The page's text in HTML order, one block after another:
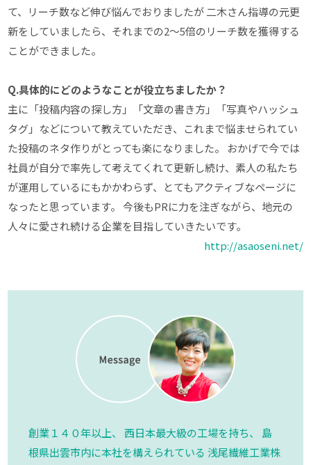
て、リーチ数など伸び悩んでおりましたが 二木さん指導の元更
新をしていましたら、それまでの2〜5倍のリーチ数を獲得する
ことができました。
Q.具体的にどのようなことが役立ちましたか？
主に「投稿内容の探し方」「文章の書き方」「写真やハッシュ
タグ」などについて教えていただき、これまで悩ませられてい
た投稿のネタ作りがとっても楽になりました。 おかげで今では
社員が自分で率先して考えてくれて更新し続け、素人の私たち
が運用しているにもかかわらず、とてもアクティブなページに
なったと思っています。 今後もPRに力を注ぎながら、地元の
人々に愛され続ける企業を目指していきたいです。
http://asaoseni.net/
創業１４０年以上、 西日本最大級の工場を持ち、 島
根県出雲市内に本社を構えられている 浅尾繊維工業株